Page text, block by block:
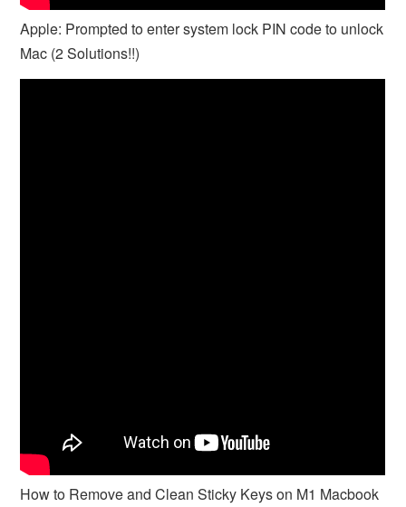
Apple: Prompted to enter system lock PIN code to unlock
Mac (2 Solutions!!)
How to Remove and Clean Sticky Keys on M1 Macbook